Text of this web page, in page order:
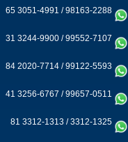
65 3051-4991 /98163-2288
31 3244-9900 /99552-7107
84 2020-7714 /99122-5593
41 3256-6767 /99657-0511
81 3312-1313 /3312-1325